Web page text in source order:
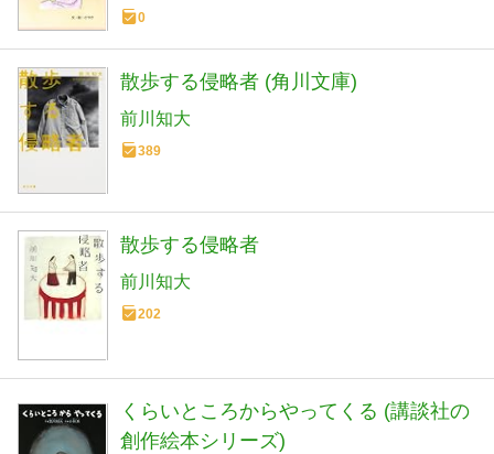
0
散歩する侵略者 (角川文庫)
前川知大
389
散歩する侵略者
前川知大
202
くらいところからやってくる (講談社の
創作絵本シリーズ)